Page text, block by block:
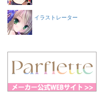
イラストレーター